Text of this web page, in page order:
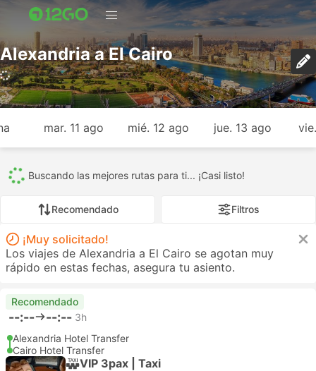
Alexandria a El Cairo
1166 viajes (USD 7 – USD 511)
mar. 11 ago mié. 12 ago jue. 13 ago
Todos1166 239 805 32
Recomendado Filtros
¡Muy solicitado!
Los viajes de Alexandria a El Cairo se agotan muy
rápido en estas fechas, asegura tu asiento.
Recomendado
--:-- --:-- 3h
Alexandria Hotel Transfer
Cairo Hotel Transfer
VIP 3pax | Taxi